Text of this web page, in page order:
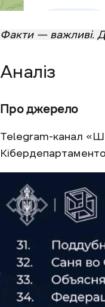
Факти — важливі.
Аналіз
Про джерело
Telegram-канал